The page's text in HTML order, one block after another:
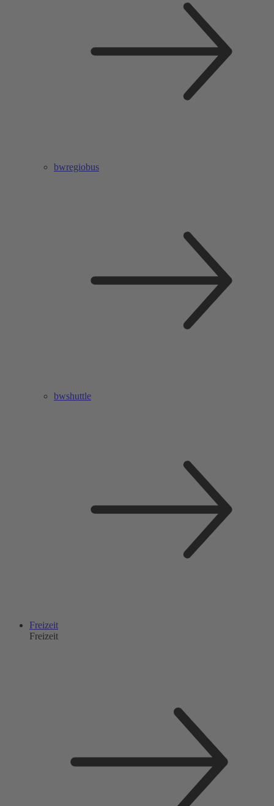
bwregiobus
bwshuttle
Freizeit
Freizeit